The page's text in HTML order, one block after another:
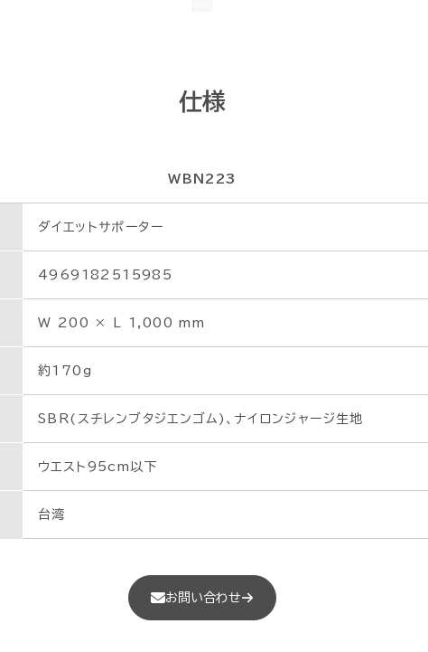
仕様
WBN223
ダイエットサポーター
4969182515985
W 200 × L 1,000 mm
約170g
SBR(スチレンブタジエンゴム)、ナイロンジャージ生地
ウエスト95cm以下
台湾
お問い合わせ